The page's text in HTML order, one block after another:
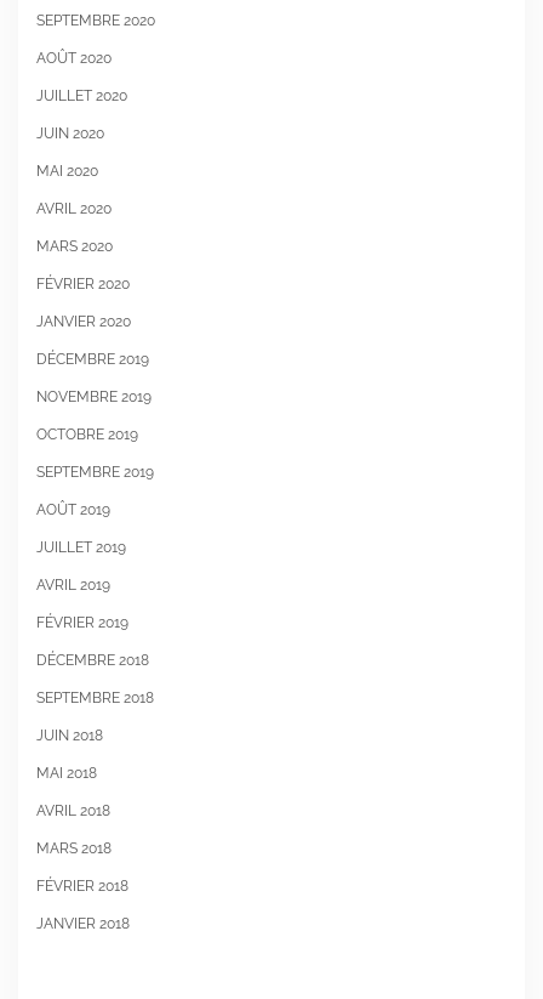
SEPTEMBRE 2020
AOÛT 2020
JUILLET 2020
JUIN 2020
MAI 2020
AVRIL 2020
MARS 2020
FÉVRIER 2020
JANVIER 2020
DÉCEMBRE 2019
NOVEMBRE 2019
OCTOBRE 2019
SEPTEMBRE 2019
AOÛT 2019
JUILLET 2019
AVRIL 2019
FÉVRIER 2019
DÉCEMBRE 2018
SEPTEMBRE 2018
JUIN 2018
MAI 2018
AVRIL 2018
MARS 2018
FÉVRIER 2018
JANVIER 2018